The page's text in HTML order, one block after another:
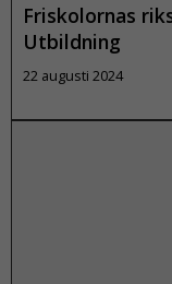
Friskolornas
Utbildning
22 augusti 2024